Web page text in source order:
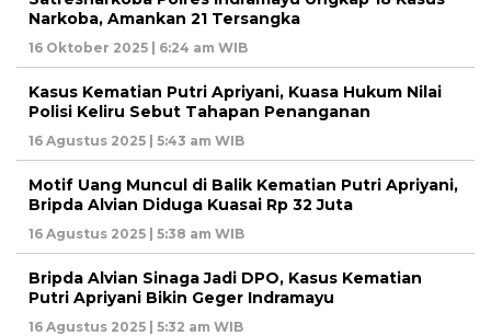
Narkoba, Amankan 21 Tersangka
16 Oktober 2025 | 6:24 am WIB
Kasus Kematian Putri Apriyani, Kuasa Hukum Nilai
Polisi Keliru Sebut Tahapan Penanganan
16 Agustus 2025 | 5:43 am WIB
Motif Uang Muncul di Balik Kematian Putri Apriyani,
Bripda Alvian Diduga Kuasai Rp 32 Juta
16 Agustus 2025 | 5:38 am WIB
Bripda Alvian Sinaga Jadi DPO, Kasus Kematian
Putri Apriyani Bikin Geger Indramayu
16 Agustus 2025 | 5:32 am WIB